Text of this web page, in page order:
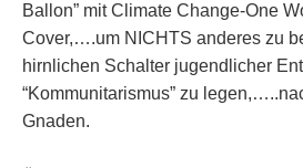
Ballon” mit Climate Change-One
Cover,….um NICHTS anderes zu
hirnlichen Schalter jugendlicher
“Kommunitarismus” zu
Gnaden.